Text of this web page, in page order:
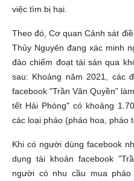
việc tìm bị hại.
Theo đó, Cơ quan Cảnh sát
Thủy Nguyên đang xác minh
đảo chiếm đoạt tài sản qua
sau: Khoảng năm 2021, các
facebook "Trần Văn Quyền”
tết Hải Phòng" có khoảng
các loại pháo (pháo hoa, pháo
Khi có người dùng facebook
dụng tài khoản facebook
người có nhu cầu mua